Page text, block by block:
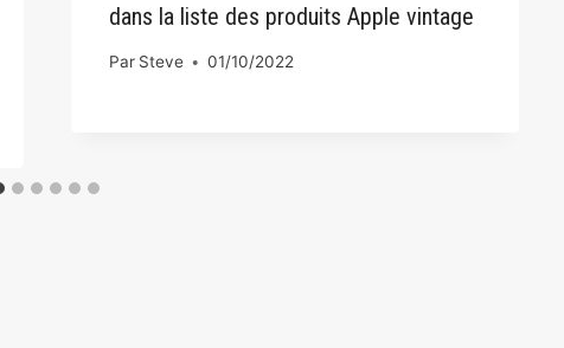
dans la liste des produits Apple vintage
Par Steve 01/10/2022